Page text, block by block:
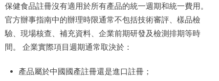
保健食品註冊沒有適用於所有產品的統一週期和統一費用。
官方辦事指南中的辦理時限通常不包括技術審評、樣品檢
驗、現場核查、補充資料、企業前期研發及檢測排期等時
間。 企業實際項目週期通常取決於：
產品屬於中國國產註冊還是進口註冊；